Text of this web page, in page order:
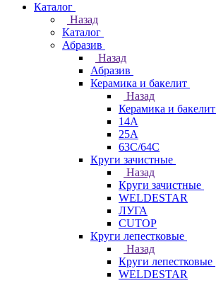
Каталог
Назад
Каталог
Абразив
Назад
Абразив
Керамика и бакелит
Назад
Керамика и бакелит
14А
25А
63С/64С
Круги зачистные
Назад
Круги зачистные
WELDESTAR
ЛУГА
CUTOP
Круги лепестковые
Назад
Круги лепестковые
WELDESTAR